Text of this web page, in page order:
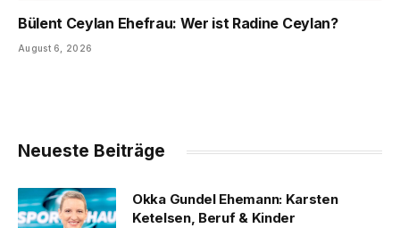
Bülent Ceylan Ehefrau: Wer ist Radine Ceylan?
August 6, 2026
Neueste Beiträge
Okka Gundel Ehemann: Karsten
Ketelsen, Beruf & Kinder